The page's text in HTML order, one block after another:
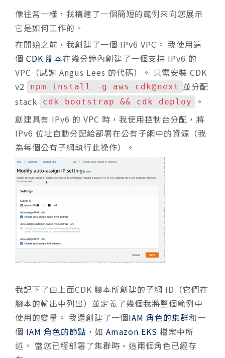
像往常一樣，我構建了一個簡短的範例來向您展示
它是如何工作的。
在開始之前，我創建了一個 IPv6 VPC。 我使用這
個 CDK 腳本在幾分鐘內創建了一個支持 IPv6 的
VPC（感謝 Angus Lees 的代碼）。 只需安裝 CDK
v2
npm install -g aws-cdk@next 並分配
stack
cdk bootstrap && cdk deploy
。
創建具有 IPv6 的 VPC 時，我使用控制台分配，將
IPv6 位址自動分配給部署在公有子網中的資源（我
為每個公有子網執行此操作）。
我記下了由上面CDK 腳本所創建的子網 ID（它們在
腳本的輸出中列出）並定義了幾個我將整個範例中
使用的變量。 我還創建了一個IAM 角色的集群和一
個 IAM 角色的節點 ，如 Amazon EKS 檔案中所
述。 當您已經部署了集群時，這兩個角色已經存